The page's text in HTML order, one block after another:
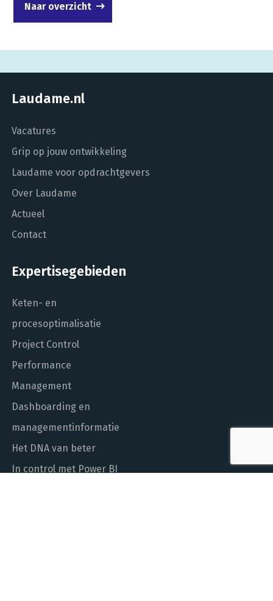
Naar overzicht
Laudame.nl
Vacatures
Grip op jouw ontwikkeling
Laudame voor opdrachtgevers
Over Laudame
Actueel
Contact
Expertisegebieden
Keten- en
procesoptimalisatie
Project Control
Performance
Management
Dashboarding en
managementinformatie
Het DNA van beter
In control met Power BI